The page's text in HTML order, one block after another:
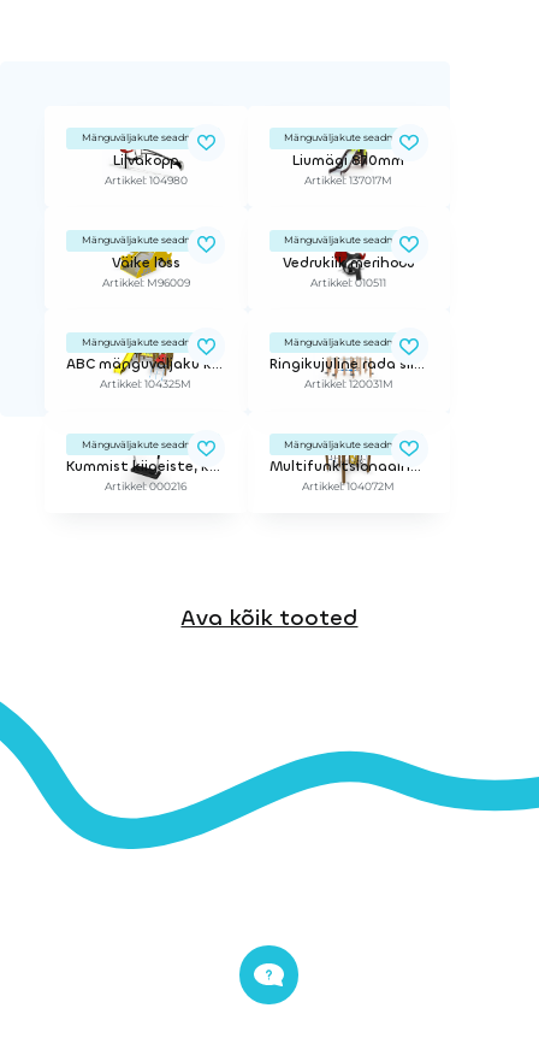
Mänguväljakute seadmed
Liivakopp
Artikkel: 104980
Mänguväljakute seadmed
Liumägi 870mm
Artikkel: 137017M
Mänguväljakute seadmed
Väike loss
Artikkel: M96009
Mänguväljakute seadmed
Vedrukiik merihobu
Artikkel: 010511
Mänguväljakute seadmed
ABC mänguväljaku kompleks "Lucas"
Artikkel: 104325M
Mänguväljakute seadmed
Ringikujuline rada sillaga
Artikkel: 120031M
Mänguväljakute seadmed
Kummist kiigeiste, kett 160cm
Artikkel: 000216
Mänguväljakute seadmed
Multifunktsionaalne ronila
Artikkel: 104072M
Ava kõik tooted